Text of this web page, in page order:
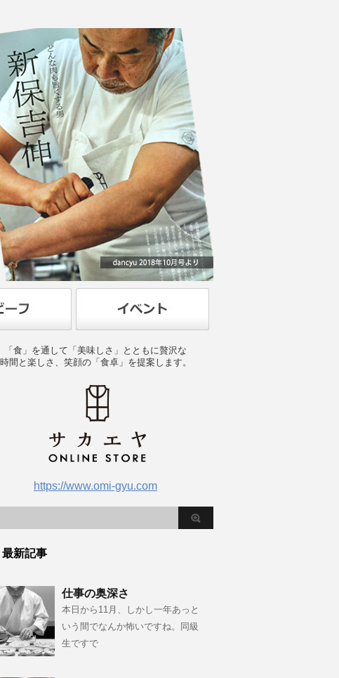
「食」を通して「美味しさ」とともに贅沢な
時間と楽しさ、笑顔の「食卓」を提案します。
https://www.omi-gyu.com
最新記事
仕事の奥深さ
本日から11月、しかし一年あっと
いう間でなんか怖いですね。同級
生ですで